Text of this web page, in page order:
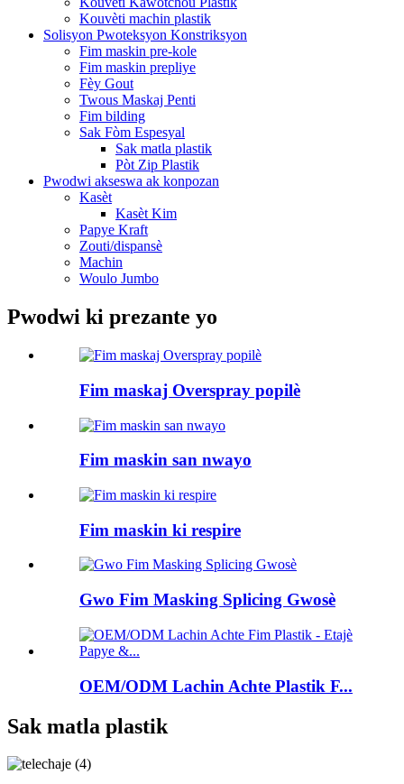
Kouvèti machin plastik
Solisyon Pwoteksyon Konstriksyon
Fim maskin pre-kole
Fim maskin prepliye
Fèy Gout
Twous Maskaj Penti
Fim bilding
Sak Fòm Espesyal
Sak matla plastik
Pòt Zip Plastik
Pwodwi akseswa ak konpozan
Kasèt
Kasèt Kim
Papye Kraft
Zouti/dispansè
Machin
Woulo Jumbo
Pwodwi ki prezante yo
Fim maskaj Overspray popilè
Fim maskin san nwayo
Fim maskin ki respire
Gwo Fim Masking Splicing Gwosè
OEM/ODM Lachin Achte Plastik F...
Sak matla plastik